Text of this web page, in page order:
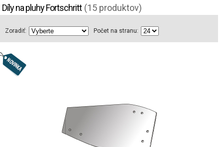
Díly na pluhy Fortschritt (15 produktov)
Zoradiť: Počet na stranu: